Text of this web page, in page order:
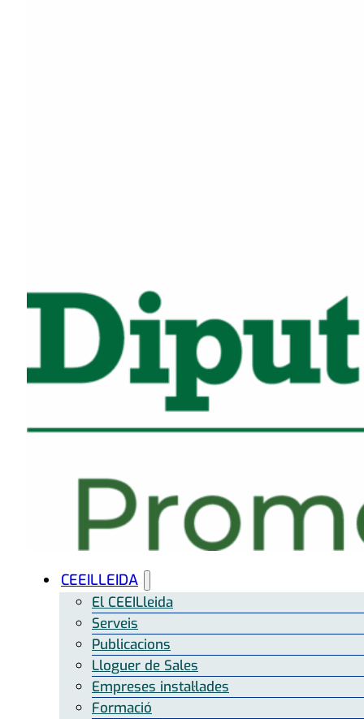
CEEILLEIDA
El CEEILleida
Serveis
Publicacions
Lloguer de Sales
Empreses instal·lades
Formació